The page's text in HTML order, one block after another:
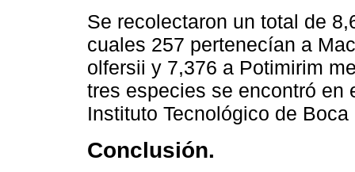
Se recolectaron un total de
cuales 257 pertenecían a
olfersii y 7,376 a Potimirim
tres especies se encontró en
Instituto Tecnológico de
Conclusión.